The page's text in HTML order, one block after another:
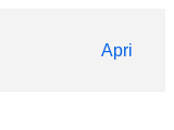
Apri